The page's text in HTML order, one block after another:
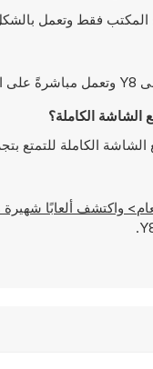
ألعابًا شهيرة مثل